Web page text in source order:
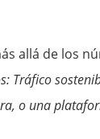
allá de los
Tráfico
o una